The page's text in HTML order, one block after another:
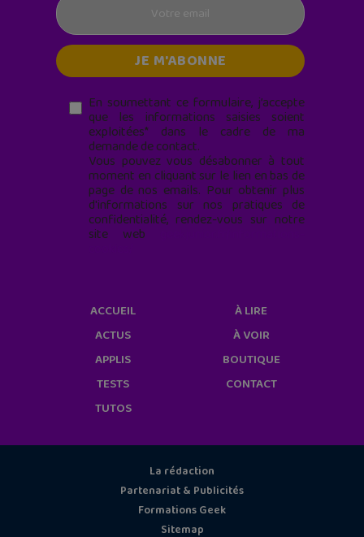
En soumettant ce formulaire, j’accepte
que les informations saisies soient
exploitées* dans le cadre de ma
demande de contact.
Vous pouvez vous désabonner à tout
moment en cliquant sur le lien en bas de
page de nos emails. Pour obtenir plus
d'informations sur nos pratiques de
confidentialité, rendez-vous sur notre
site web
ACCUEIL
ACTUS
APPLIS
TESTS
TUTOS
À LIRE
À VOIR
BOUTIQUE
CONTACT
La rédaction
Partenariat & Publicités
Formations Geek
Sitemap